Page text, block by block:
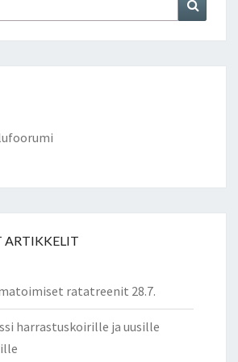
ratatreenit 28.7.
harrastuskoirille ja uusille